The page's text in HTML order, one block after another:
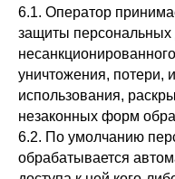
6.1. Оператор
защиты персональных
уничтожения, потери,
использования,
незаконных форм
6.2. По умолчанию
обрабатывается